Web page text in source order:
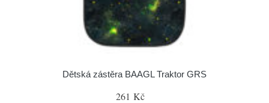
Dětská zástěra BAAGL Traktor GRS
261 Kč